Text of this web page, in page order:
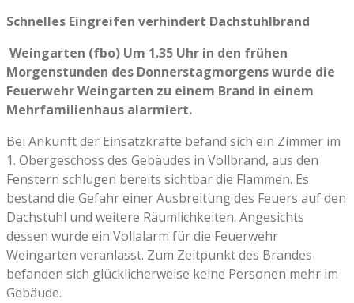
Schnelles Eingreifen verhindert Dachstuhlbrand
Weingarten (fbo) Um 1.35 Uhr in den frühen
Morgenstunden des Donnerstagmorgens wurde die
Feuerwehr Weingarten zu einem Brand in einem
Mehrfamilienhaus alarmiert.
Bei Ankunft der Einsatzkräfte befand sich ein Zimmer im
1. Obergeschoss des Gebäudes in Vollbrand, aus den
Fenstern schlugen bereits sichtbar die Flammen. Es
bestand die Gefahr einer Ausbreitung des Feuers auf den
Dachstuhl und weitere Räumlichkeiten. Angesichts
dessen wurde ein Vollalarm für die Feuerwehr
Weingarten veranlasst. Zum Zeitpunkt des Brandes
befanden sich glücklicherweise keine Personen mehr im
Gebäude.